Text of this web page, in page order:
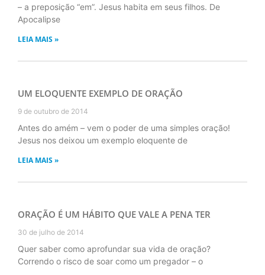
– a preposição “em”. Jesus habita em seus filhos. De
Apocalipse
LEIA MAIS »
UM ELOQUENTE EXEMPLO DE ORAÇÃO
9 de outubro de 2014
Antes do amém – vem o poder de uma simples oração!
Jesus nos deixou um exemplo eloquente de
LEIA MAIS »
ORAÇÃO É UM HÁBITO QUE VALE A PENA TER
30 de julho de 2014
Quer saber como aprofundar sua vida de oração?
Correndo o risco de soar como um pregador – o